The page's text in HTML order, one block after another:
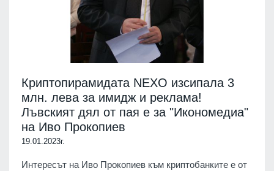
Криптопирамидата NEXO изсипала 3
млн. лева за имидж и реклама!
Лъвският дял от пая е за "Икономедиа"
на Иво Прокопиев
19.01.2023г.
Интересът на Иво Прокопиев към криптобанките е от